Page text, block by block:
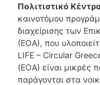
Πολιτιστικό
καινοτόμου
διαχείρισης των
(ΕΟΑ), που
LIFE – Circular
(ΕΟΑ) είναι μικρές
παράγονται στα